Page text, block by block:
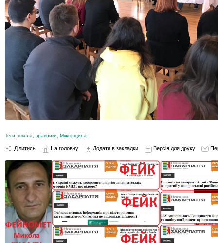
Теги: школа правники Міжгірщина
Ділитись На головну Додати в закладки Версія для друку